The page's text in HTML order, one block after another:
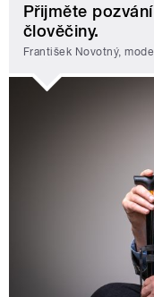
Přijměte
člověčiny.
František Novotný,